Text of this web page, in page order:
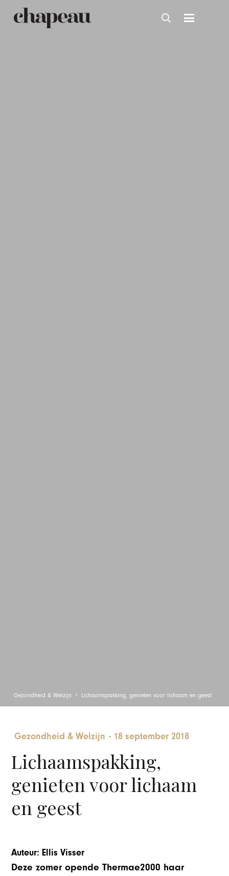
Gezondheid & Welzijn Lichaamspakking, genieten voor lichaam en geest
Gezondheid & Welzijn - 18 september 2018
Lichaamspakking,
genieten voor lichaam
en geest
Auteur: Ellis Visser
Deze zomer opende Thermae2000 haar